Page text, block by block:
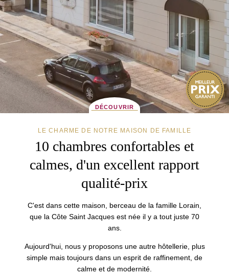
DÉCOUVRIR
LE CHARME DE NOTRE MAISON DE FAMILLE
10 chambres confortables et
calmes, d'un excellent rapport
qualité-prix
C'est dans cette maison, berceau de la famille Lorain,
que la Côte Saint Jacques est née il y a tout juste 70
ans.
Aujourd'hui, nous y proposons une autre hôtellerie, plus
simple mais toujours dans un esprit de raffinement, de
calme et de modernité.